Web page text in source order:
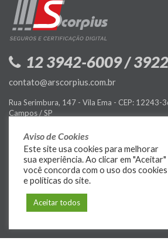
12 3942-6009 /
contato@arscorpius.com.br
Rua Serimbura, 147 - Vila Ema - CEP: 12243-
Campos / SP
Política de Privacidade
© 2009-2026 MIDIASIM . Todos os direitos
Aviso de Cookies
Este site usa cookies para melhorar
sua experiência. Ao clicar em "Aceitar"
você concorda com o uso dos cookies
e políticas do site.
Aceitar todos